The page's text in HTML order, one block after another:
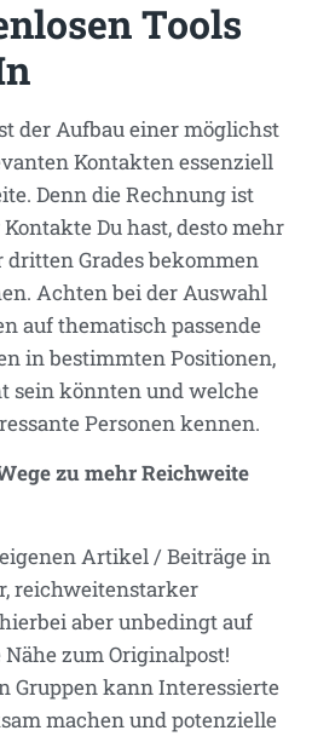
Tools
der Aufbau einer möglichst
Kontakten essenziell
Denn die Rechnung ist
Du hast, desto mehr
Grades bekommen
Achten bei der Auswahl
auf thematisch passende
in bestimmten Positionen,
sein könnten und welche
Personen kennen.
zu mehr Reichweite
Artikel / Beiträge in
reichweitenstarker
aber unbedingt auf
zum Originalpost!
Gruppen kann Interessierte
machen und potenzielle